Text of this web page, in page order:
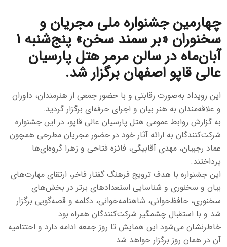
چهارمین جشنواره ملی مجریان و
سخنوران «بر سمند سخن» پنج‌شنبه ۱
آبان‌ماه در سالن مرمر هتل پارسیان
عالی قاپو اصفهان برگزار شد.
این رویداد به‌صورت رقابتی و با حضور جمعی از هنرمندان، داوران
و علاقه‌مندان به هنر بیان و اجرای حرفه‌ای برگزار گردید.
به گزارش روابط عمومی هتل پارسیان عالی قاپو، در این جشنواره
شرکت‌کنندگان به ارائه آثار خود در حضور مجریان مطرحی همچون
عماد رجبیان، مهدی آقابیگی، فائزه فتاحی و زهرا گروه‌ای‌ها
پرداختند.
این جشنواره با هدف ترویج فرهنگ گفتار فاخر، ارتقای مهارت‌های
بیان و سخنوری و شناسایی استعدادهای برتر در بخش‌های
سخنوری، حافظ‌خوانی، شاهنامه‌خوانی، دکلمه و قصه‌گویی برگزار
شد و با استقبال چشمگیر شرکت‌کنندگان همراه بود.
خاطرنشان می‌شود این همایش تا روز جمعه ادامه دارد و اختتامیه
آن در همان روز برگزار خواهد شد.